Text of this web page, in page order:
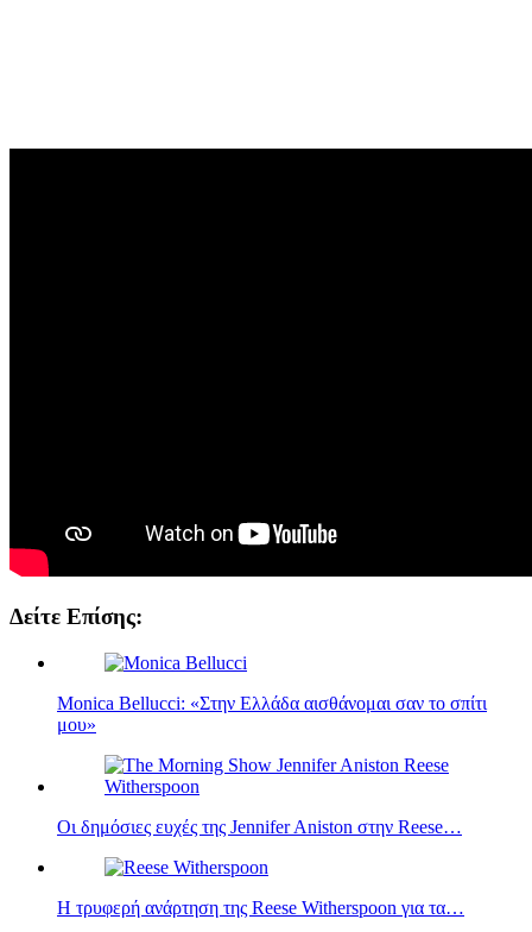
Δείτε Επίσης:
Monica Bellucci: «Στην Ελλάδα αισθάνομαι σαν το σπίτι
μου»
Οι δημόσιες ευχές της Jennifer Aniston στην Reese…
Η τρυφερή ανάρτηση της Reese Witherspoon για τα…